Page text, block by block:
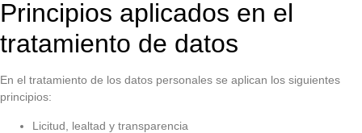
Principios aplicados en el
tratamiento de datos
En el tratamiento de los datos personales se aplican los siguientes
principios:
Licitud, lealtad y transparencia